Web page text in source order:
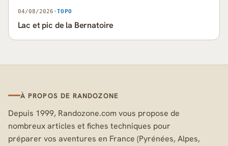
04/08/2026 · TOPO
Lac et pic de la Bernatoire
À PROPOS DE RANDOZONE
Depuis 1999, Randozone.com vous propose de
nombreux articles et fiches techniques pour
préparer vos aventures en France (Pyrénées, Alpes,